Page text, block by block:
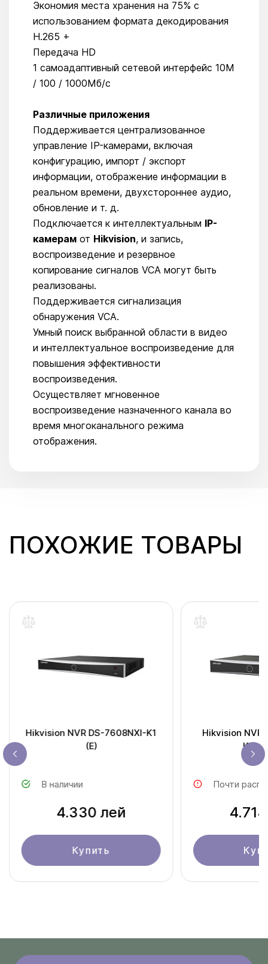
Экономия места хранения на 75% с
использованием формата декодирования
H.265 +
Передача HD
1 самоадаптивный сетевой интерфейс 10M
/ 100 / 1000Mб/с
Различные приложения
Поддерживается централизованное
управление IP-камерами, включая
конфигурацию, импорт / экспорт
информации, отображение информации в
реальном времени, двухстороннее аудио,
обновление и т. д.
Подключается к интеллектуальным IP-
камерам от Hikvision, и запись,
воспроизведение и резервное
копирование сигналов VCA могут быть
реализованы.
Поддерживается сигнализация
обнаружения VCA.
Умный поиск выбранной области в видео
и интеллектуальное воспроизведение для
повышения эффективности
воспроизведения.
Осуществляет мгновенное
воспроизведение назначенного канала во
время многоканального режима
отображения.
ПОХОЖИЕ ТОВАРЫ
Hikvision NVR DS-7608NXI-K1
(E)
В наличии
4.330 лей
Купить
Hikvision NVR
K1/
Почти